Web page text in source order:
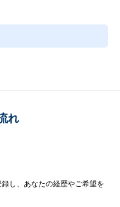
れ
し、あなたの経歴やご希望を